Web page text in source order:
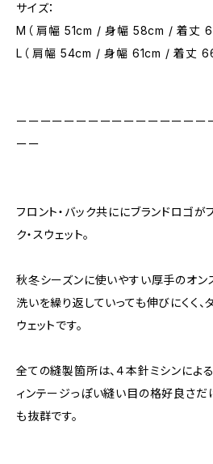
サイズ：
M（ 肩幅 51cm / 身幅 58cm / 着丈
L（ 肩幅 54cm / 身幅 61cm / 着丈
ーーーーーーーーーーーーーーーー
ーー
フロント・バック共ににブランドロゴが
ク・スウェット。
秋冬シーズンに使いやすい厚手のオン
洗いを繰り返していっても伸びにくく
ウェットです。
全ての縫製箇所は、４本針ミシンによ
ィンテージっぽい縫い目の格好良さだ
も抜群です。